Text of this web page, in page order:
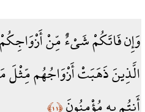
وَإِن فَاتَكُمْ شَيْءٌ مِّنْ أَزْوَاجِكُمْ
الَّذِينَ ذَهَبَتْ أَزْوَاجُهُم مِّثْلَ مَا